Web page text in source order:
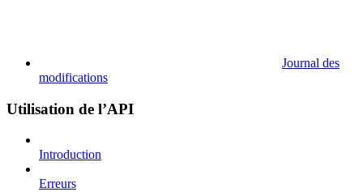
Journal des
modifications
Utilisation de l’API
Introduction
Erreurs